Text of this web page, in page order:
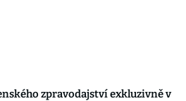
zpravodajství exkluzivně v